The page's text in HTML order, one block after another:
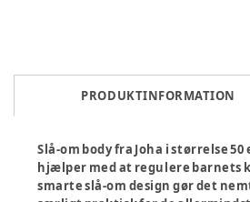
PRODUKTINFORMATION
Slå-om body fra Joha i størrelse
hjælper med at regulere barnets
smarte slå-om design gør det